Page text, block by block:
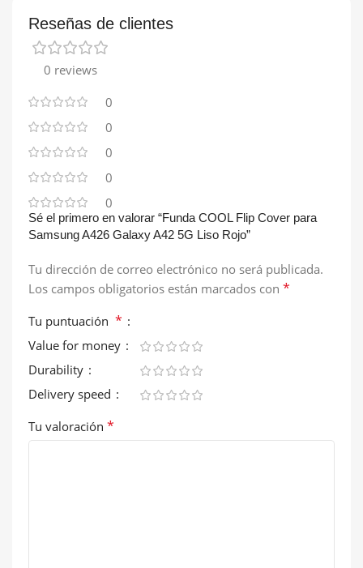
Reseñas de clientes
0 reviews
0
0
0
0
0
Sé el primero en valorar “Funda COOL Flip Cover para
Samsung A426 Galaxy A42 5G Liso Rojo”
Tu dirección de correo electrónico no será publicada.
Los campos obligatorios están marcados con *
Tu puntuación *
Value for money
Durability
Delivery speed
Tu valoración *